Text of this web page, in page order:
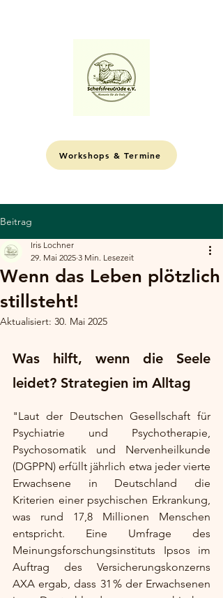
Workshops & Termine
Beitrag
Wenn das Leben plötzlich
stillsteht!
Iris Lochner
29. Mai 2025 3 Min. Lesezeit
Aktualisiert: 30. Mai 2025
Was hilft, wenn die Seele
leidet? Strategien im Alltag
"Laut der Deutschen Gesellschaft für
Psychiatrie und Psychotherapie,
Psychosomatik und Nervenheilkunde
(DGPPN) erfüllt jährlich etwa jeder vierte
Erwachsene in Deutschland die
Kriterien einer psychischen Erkrankung,
was rund 17,8 Millionen Menschen
entspricht. Eine Umfrage des
Meinungsforschungsinstituts Ipsos im
Auftrag des Versicherungskonzerns
AXA ergab, dass 31 % der Erwachsenen